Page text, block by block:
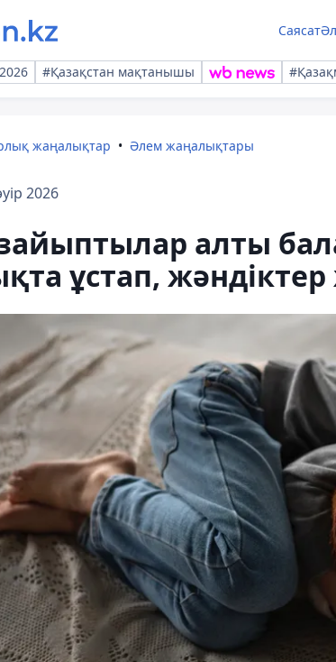
Саясат
#Қазақстан мақтанышы
жаңалықтар Әлем жаңалықтары
2026
зайыптылар алты
ұстап,